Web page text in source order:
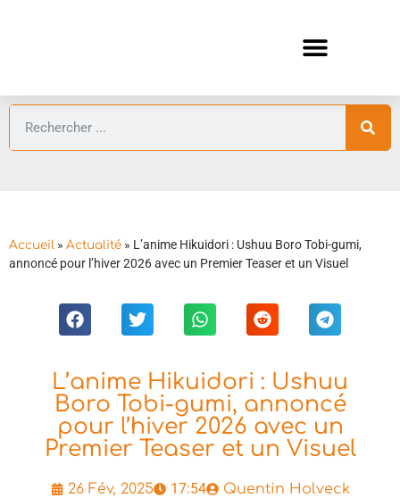
Accueil » Actualité » L’anime Hikuidori : Ushuu Boro Tobi-gumi,
annoncé pour l’hiver 2026 avec un Premier Teaser et un Visuel
L’anime Hikuidori : Ushuu
Boro Tobi-gumi, annoncé
pour l’hiver 2026 avec un
Premier Teaser et un Visuel
26 Fév, 2025 17:54 Quentin Holveck